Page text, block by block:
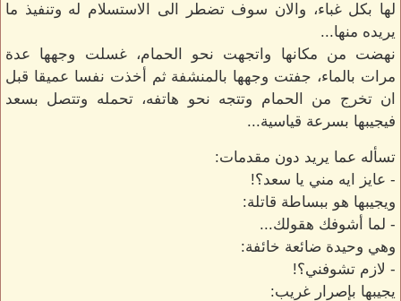
لها بكل غباء، والان سوف تضطر الى الاستسلام له وتنفيذ ما
يريده منها...
نهضت من مكانها واتجهت نحو الحمام، غسلت وجهها عدة
مرات بالماء، جفتت وجهها بالمنشفة ثم أخذت نفسا عميقا قبل
ان تخرج من الحمام وتتجه نحو هاتفه، تحمله وتتصل بسعد
فيجيبها بسرعة قياسية...
تسأله عما يريد دون مقدمات:
- عايز ايه مني يا سعد؟!
ويجيبها هو ببساطة قاتلة:
- لما أشوفك هقولك...
وهي وحيدة ضائعة خائفة:
- لازم تشوفني؟!
يجيبها بإصرار غريب: